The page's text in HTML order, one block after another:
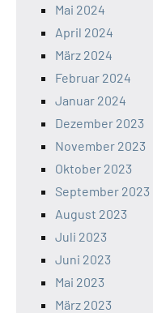
Mai 2024
April 2024
März 2024
Februar 2024
Januar 2024
Dezember 2023
November 2023
Oktober 2023
September 2023
August 2023
Juli 2023
Juni 2023
Mai 2023
März 2023